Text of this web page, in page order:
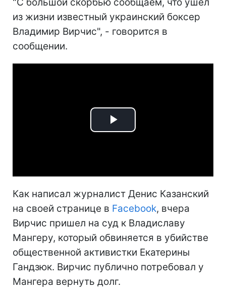
из жизни известный украинский боксер
Владимир Вирчис", - говорится в
сообщении.
Play
Как написал журналист Денис Казанский
на своей странице в Facebook, вчера
Вирчис пришел на суд к Владиславу
Мангеру, который обвиняется в убийстве
общественной активистки Екатерины
Гандзюк. Вирчис публично потребовал у
Мангера вернуть долг.